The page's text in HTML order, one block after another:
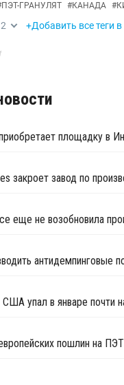
ПЭТ-ГРАНУЛЯТ #КАНАДА #
2 +Добавить все теги
еще не возобновила
упал в январе почти